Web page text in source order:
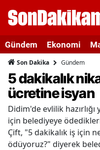
Gündem Ekonomi
Son Dakika Gündem
5 dakikalık
ücretine isyan
Didim'de evlilik
için belediyeye
Çift, "5 dakikalık iş için
ödüyoruz?" diyerek